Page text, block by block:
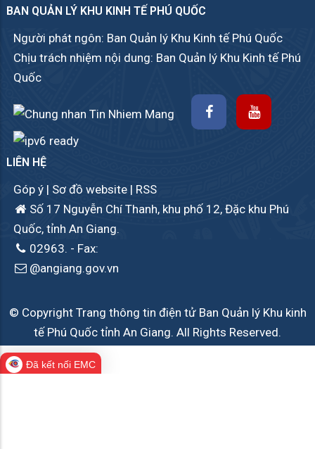
BAN QUẢN LÝ KHU KINH TẾ PHÚ QUỐC
Người phát ngôn: Ban Quản lý Khu Kinh tế Phú Quốc
Chịu trách nhiệm nội dung: Ban Quản lý Khu Kinh tế Phú
Quốc
LIÊN HỆ
Góp ý | Sơ đồ website | RSS
Số 17 Nguyễn Chí Thanh, khu phố 12, Đặc khu Phú
Quốc, tỉnh An Giang.
02963. - Fax:
@angiang.gov.vn
© Copyright Trang thông tin điện tử Ban Quản lý Khu kinh
tế Phú Quốc tỉnh An Giang. All Rights Reserved.
Đã kết nối EMC